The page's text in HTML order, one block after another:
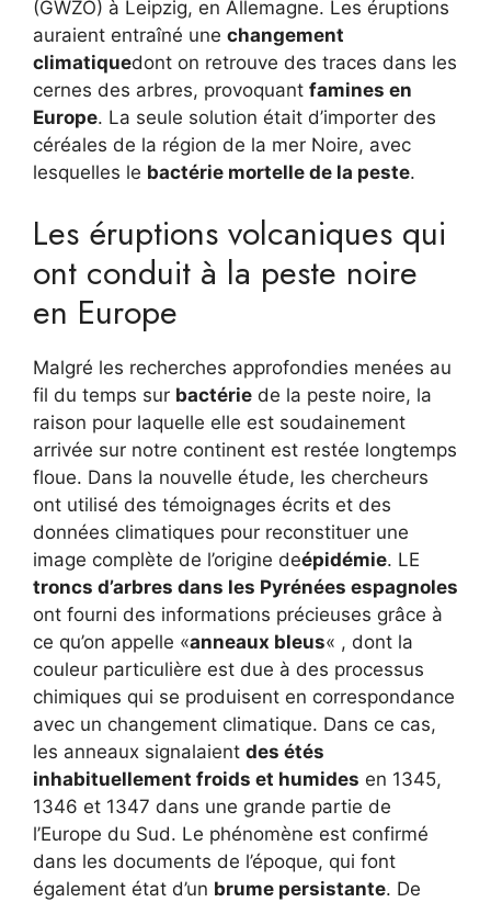
(GWZO) à Leipzig, en Allemagne. Les éruptions
auraient entraîné une changement
climatiquedont on retrouve des traces dans les
cernes des arbres, provoquant famines en
Europe. La seule solution était d’importer des
céréales de la région de la mer Noire, avec
lesquelles le bactérie mortelle de la peste.
Les éruptions volcaniques qui
ont conduit à la peste noire
en Europe
Malgré les recherches approfondies menées au
fil du temps sur bactérie de la peste noire, la
raison pour laquelle elle est soudainement
arrivée sur notre continent est restée longtemps
floue. Dans la nouvelle étude, les chercheurs
ont utilisé des témoignages écrits et des
données climatiques pour reconstituer une
image complète de l’origine deépidémie. LE
troncs d’arbres dans les Pyrénées espagnoles
ont fourni des informations précieuses grâce à
ce qu’on appelle «anneaux bleus« , dont la
couleur particulière est due à des processus
chimiques qui se produisent en correspondance
avec un changement climatique. Dans ce cas,
les anneaux signalaient des étés
inhabituellement froids et humides en 1345,
1346 et 1347 dans une grande partie de
l’Europe du Sud. Le phénomène est confirmé
dans les documents de l’époque, qui font
également état d’un brume persistante. De